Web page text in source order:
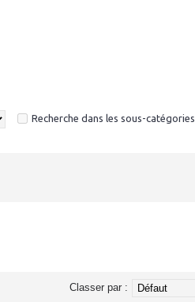
Recherche dans les sous-catégories
Classer par :